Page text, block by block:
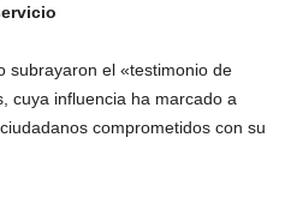
subrayaron el «testimonio de
cuya influencia ha marcado a
comprometidos con su